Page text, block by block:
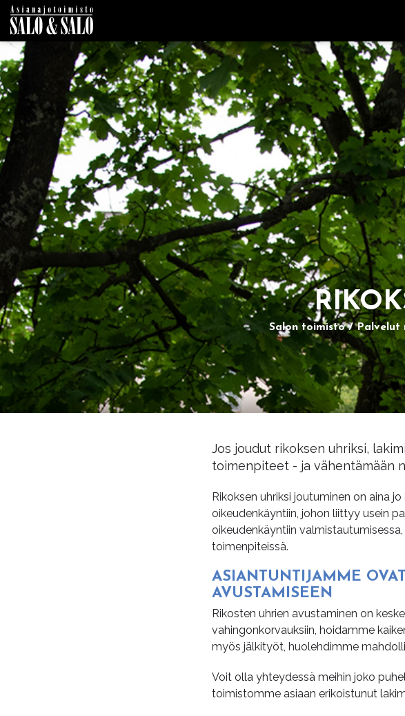
Salon toimisto Palvelut
Jos joudut rikoksen uhriksi,
toimenpiteet - ja vähentämään
Rikoksen uhriksi joutuminen on aina
oikeudenkäyntiin, johon liittyy usein
oikeudenkäyntiin
toimenpiteissä.
ASIAN­TUN­TI­JAM­ME
AVUS­TA­MI­SEEN
Rikosten uhrien avustaminen on
vahingonkorvauksiin, hoidamme
myös jälkityöt, huolehdimme
Voit olla yhteydessä meihin joko
toimistomme asiaan erikoistunut